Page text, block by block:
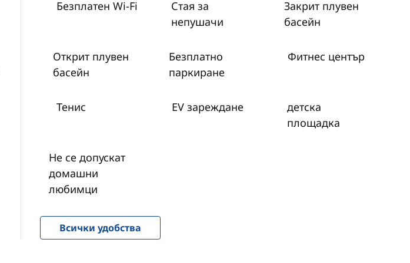
Безплатен Wi-Fi
Стая за
непушачи
Закрит плувен
басейн
Открит плувен
басейн
Безплатно
паркиране
Фитнес център
Тенис EV зареждане
детска
площадка
Не се допускат
домашни
любимци
Всички удобства